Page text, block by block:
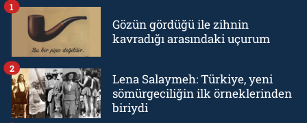
Gözün gördüğü ile zihnin
kavradığı arasındaki uçurum
1
Lena Salaymeh: Türkiye, yeni
sömürgeciliğin ilk örneklerinden
biriydi
2